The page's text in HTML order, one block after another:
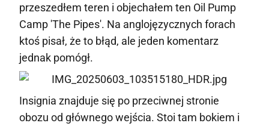
przeszedłem teren i objechałem ten Oil Pump
Camp 'The Pipes'. Na anglojęzycznych forach
ktoś pisał, że to błąd, ale jeden komentarz
jednak pomógł.
Insignia znajduje się po przeciwnej stronie
obozu od głównego wejścia. Stoi tam bokiem i